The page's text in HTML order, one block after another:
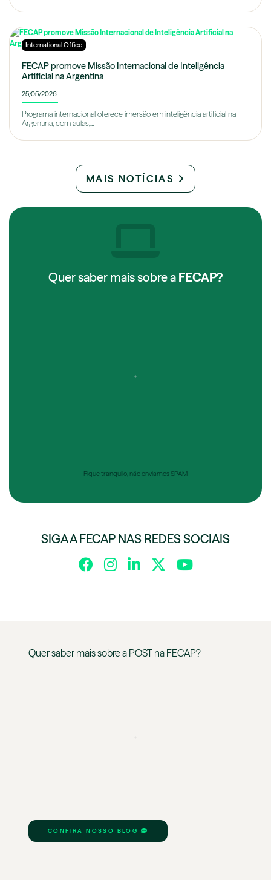
International Office
FECAP promove Missão Internacional de Inteligência
Artificial na Argentina
25/05/2026
Programa internacional oferece imersão em inteligência artificial na
Argentina, com aulas,...
MAIS NOTÍCIAS
Quer saber mais sobre a FECAP?
Fique tranquilo, não enviamos SPAM
SIGA A FECAP NAS REDES SOCIAIS
Quer saber mais sobre a POST na FECAP?
CONFIRA NOSSO BLOG